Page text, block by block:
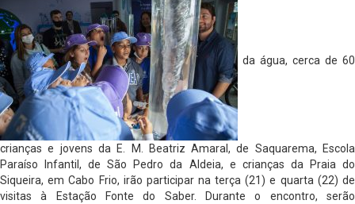
da água, cerca de 60
crianças e jovens da E. M. Beatriz Amaral, de Saquarema, Escola
Paraíso Infantil, de São Pedro da Aldeia, e crianças da Praia do
Siqueira, em Cabo Frio, irão participar na terça (21) e quarta (22) de
visitas à Estação Fonte do Saber. Durante o encontro, serão